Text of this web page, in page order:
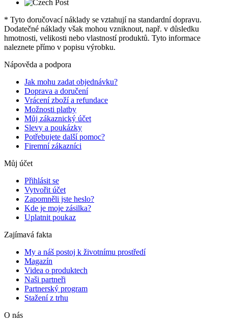
* Tyto doručovací náklady se vztahují na standardní dopravu.
Dodatečné náklady však mohou vzniknout, např. v důsledku
hmotnosti, velikosti nebo vlastností produktů. Tyto informace
naleznete přímo v popisu výrobku.
Nápověda a podpora
Jak mohu zadat objednávku?
Doprava a doručení
Vrácení zboží a refundace
Možnosti platby
Můj zákaznický účet
Slevy a poukázky
Potřebujete další pomoc?
Firemní zákazníci
Můj účet
Přihlásit se
Vytvořit účet
Zapomněli jste heslo?
Kde je moje zásilka?
Uplatnit poukaz
Zajímavá fakta
My a náš postoj k životnímu prostředí
Magazín
Videa o produktech
Naši partneři
Partnerský program
Stažení z trhu
O nás